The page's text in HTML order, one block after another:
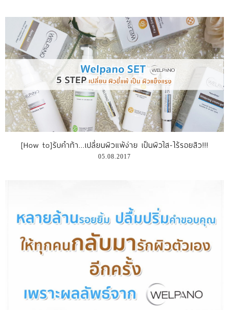
[How to]รับคำท้า...เปลี่ยนผิวแพ้ง่าย เป็นผิวใส-ไร้รอยสิว!!!
05.08.2017